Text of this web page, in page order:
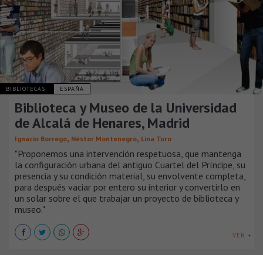
BIBLIOTECAS ESPAÑA
Biblioteca y Museo de la Universidad
de Alcalá de Henares, Madrid
Ignacio Borrego, Néstor Montenegro, Lina Toro
"Proponemos una intervención respetuosa, que mantenga
la configuración urbana del antiguo Cuartel del Príncipe, su
presencia y su condición material, su envolvente completa,
para después vaciar por entero su interior y convertirlo en
un solar sobre el que trabajar un proyecto de biblioteca y
museo."
VER +